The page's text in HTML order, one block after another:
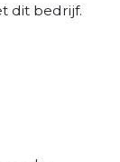
dit bedrijf.